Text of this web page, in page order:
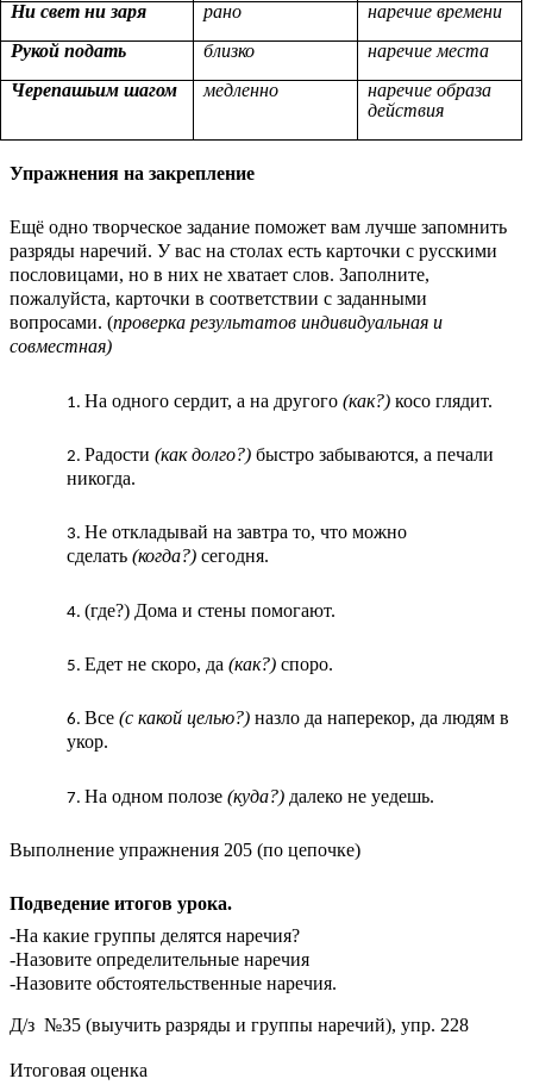
Ни свет ни заря
рано
наречие времени
Рукой подать
близко
наречие места
Черепашьим шагом
медленно
наречие образа
действия
Упражнения на закрепление
Ещё одно творческое задание поможет вам лучше запомнить
разряды наречий. У вас на столах есть карточки с русскими
пословицами, но в них не хватает слов. Заполните,
пожалуйста, карточки в соответствии с заданными
вопросами. (проверка результатов индивидуальная и
совместная)
На одного сердит, а на другого (как?) косо глядит.
Радости (как долго?) быстро забываются, а печали
никогда.
Не откладывай на завтра то, что можно
сделать (когда?) сегодня.
(где?) Дома и стены помогают.
Едет не скоро, да (как?) споро.
Все (с какой целью?) назло да наперекор, да людям в
укор.
На одном полозе (куда?) далеко не уедешь.
Выполнение упражнения 205 (по цепочке)
Подведение итогов урока.
-На какие группы делятся наречия?
-Назовите определительные наречия
-Назовите обстоятельственные наречия.
Д/з №35 (выучить разряды и группы наречий), упр. 228
Итоговая оценка